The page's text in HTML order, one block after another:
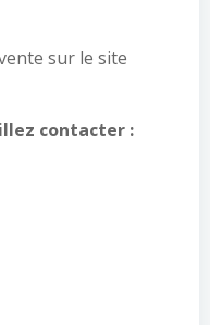
sur le site
contacter :